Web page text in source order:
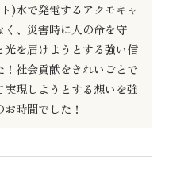
)水で発電するアクモキャ
く、災害時に人の命を守
光を届けようとする強い信
社会貢献をきれいごとで
現しようとする想いを強
時間でした！